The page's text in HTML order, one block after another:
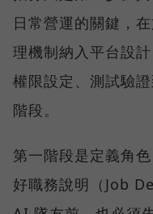
日常營運的關鍵，
理機制納入平台設
權限設定、測試驗
階段。
第一階段是定義角
好職務說明（Job